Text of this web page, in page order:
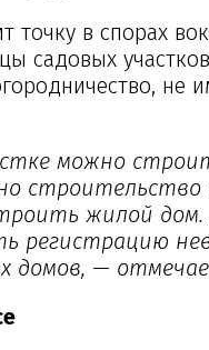
точку в спорах
садовых
не
можно
жилой дом.
регистрацию
домов, —